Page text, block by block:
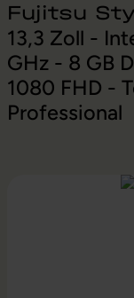
Fujitsu
13,3 Zoll -
GHz - 8 GB
1080 FHD -
Professional
Bildergalerie